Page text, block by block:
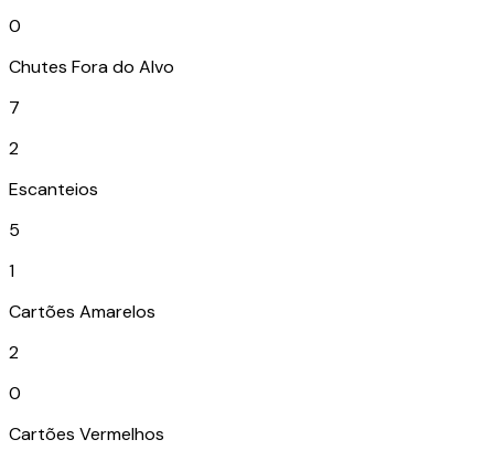
0
Chutes Fora do Alvo
7
2
Escanteios
5
1
Cartões Amarelos
2
0
Cartões Vermelhos